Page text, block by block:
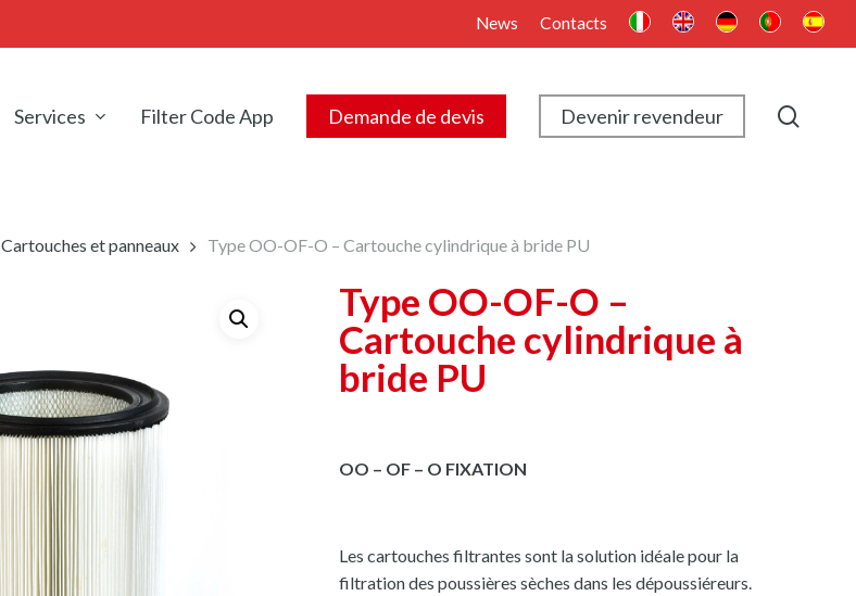
News Contacts
Services Filter Code App Demande de devis Devenir revendeur
Cartouches et panneaux Type OO-OF-O – Cartouche cylindrique à bride PU
Type OO-OF-O –
Cartouche cylindrique à
bride PU
OO – OF – O FIXATION
Les cartouches filtrantes sont la solution idéale pour la
filtration des poussières sèches dans les dépoussiéreurs.